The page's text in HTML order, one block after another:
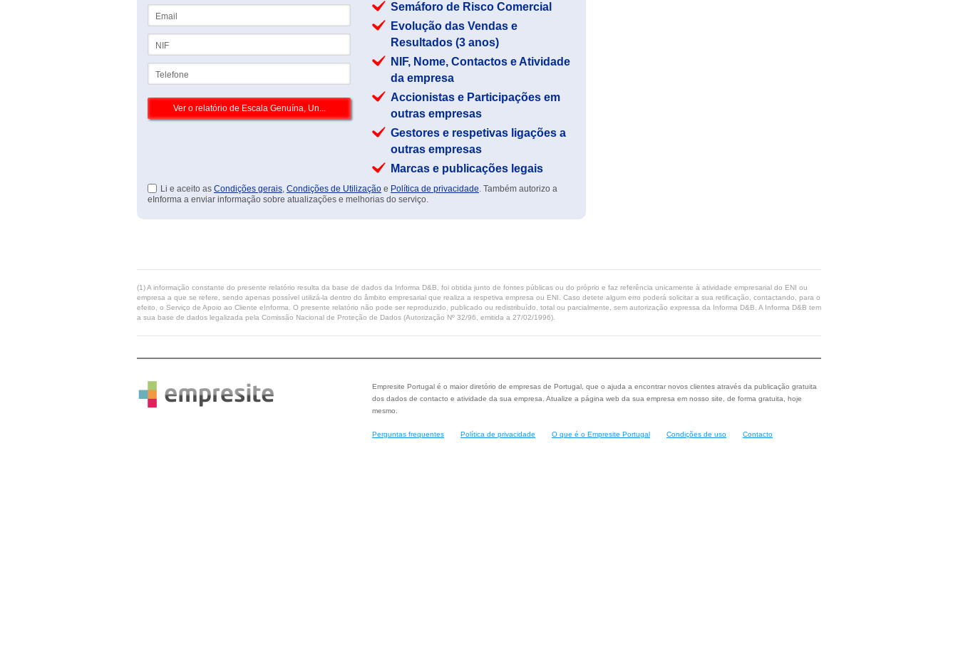
Semáforo de Risco Comercial
Evolução das Vendas e
Resultados (3 anos)
NIF, Nome, Contactos e Atividade
da empresa
Accionistas e Participações em
outras empresas
Gestores e respetivas ligações a
outras empresas
Marcas e publicações legais
Li e aceito as Condições gerais, Condições de Utilização e Política de privacidade. Também autorizo a
eInforma a enviar informação sobre atualizações e melhorias do serviço.
(1) A informação constante do presente relatório resulta da base de dados da Informa D&B, foi obtida junto de fontes públicas ou do próprio e faz referência unicamente à atividade empresarial do ENI ou
empresa a que se refere, sendo apenas possível utilizá-la dentro do âmbito empresarial que realiza a respetiva empresa ou ENI. Caso detete algum erro poderá solicitar a sua retificação, contactando, para o
efeito, o Serviço de Apoio ao Cliente eInforma. O presente relatório não pode ser reproduzido, publicado ou redistribuído, total ou parcialmente, sem autorização expressa da Informa D&B. A Informa D&B tem
a sua base de dados legalizada pela Comissão Nacional de Proteção de Dados (Autorização Nº 32/96, emitida a 27/02/1996).
Empresite Portugal é o maior diretório de empresas de Portugal, que o ajuda a encontrar novos clientes através da publicação gratuita
dos dados de contacto e atividade da sua empresa. Atualize a página web da sua empresa em nosso site, de forma gratuita, hoje
mesmo.
Perguntas frequentes Política de privacidade O que é o Empresite Portugal Condições de uso Contacto